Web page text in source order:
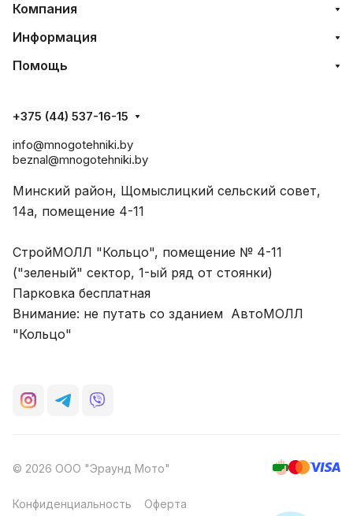
Компания
Информация
Помощь
+375 (44) 537-16-15
info@mnogotehniki.by
beznal@mnogotehniki.by
Минский район, Щомыслицкий сельский совет,
14а, помещение 4-11
СтройМОЛЛ "Кольцо", помещение № 4-11
("зеленый" сектор, 1-ый ряд от стоянки)
Парковка бесплатная
Внимание: не путать со зданием АвтоМОЛЛ
"Кольцо"
© 2026 ООО "Эраунд Мото"
Конфиденциальность Оферта